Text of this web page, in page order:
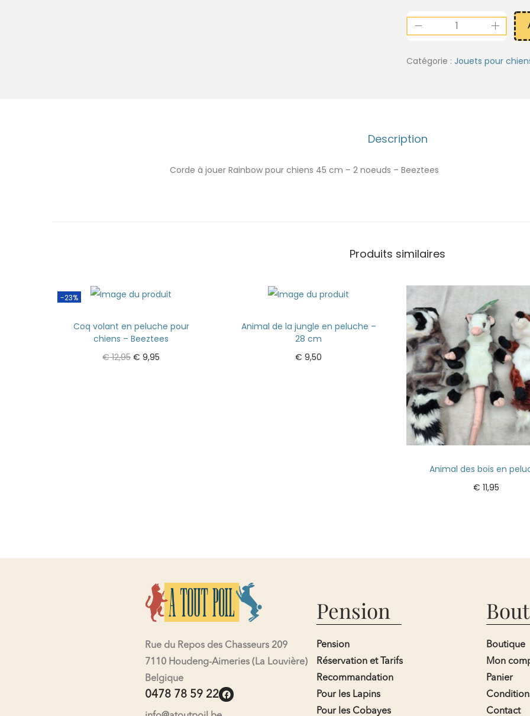
Catégorie : Jouets pour
Description
Corde à jouer Rainbow pour chiens 45 cm – 2 noeuds – Beeztees
Produits similaires
-23%
Coq volant en peluche pour
chiens – Beeztees
€12,95 € 9,95
Animal de la jungle en peluche –
28 cm
€ 9,50
Animal des bois en
€ 11,95
Rue du Repos des Chasseurs 209
7110 Houdeng-Aimeries (La Louvière)
Belgique
0478 78 59 22
Pension
Pension
Réservation et Tarifs
Recommandation
Pour les Lapins
Pour les Cobayes
Boutique
Mon
Panier
Contact